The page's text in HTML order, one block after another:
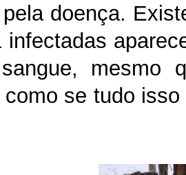
doença.
infectadas
mesmo
se tudo